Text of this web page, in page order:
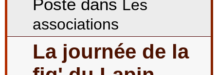
Posté dans Les
associations
La journée de la